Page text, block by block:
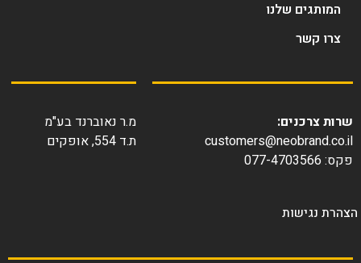
המותגים שלנו
צרו קשר
שרות צרכנים:
customers@neobrand.co.il
פקס: 077-4703566
נגישות
מ.ר נאוברנד בע"מ
ת.ד 554, אופקים